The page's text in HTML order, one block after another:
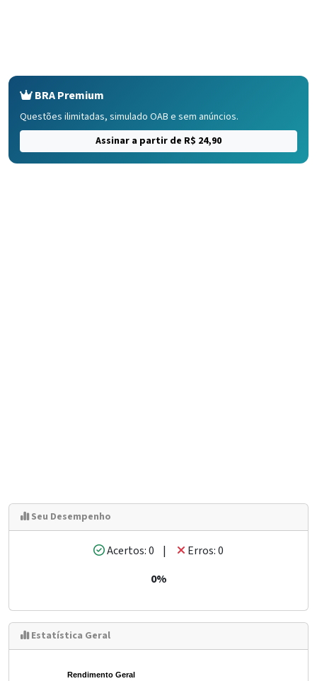
BRA Premium
Questões ilimitadas, simulado OAB e sem anúncios.
Assinar a partir de R$ 24,90
Seu Desempenho
Acertos: 0 |
Erros: 0
0%
Estatística Geral
Rendimento Geral